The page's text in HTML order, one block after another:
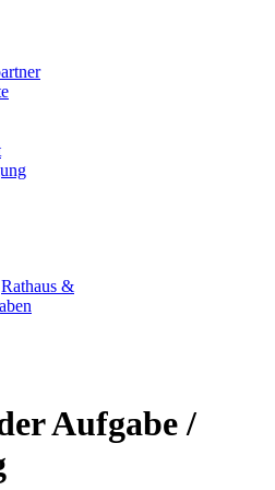
Rathaus &
Aufgabe /